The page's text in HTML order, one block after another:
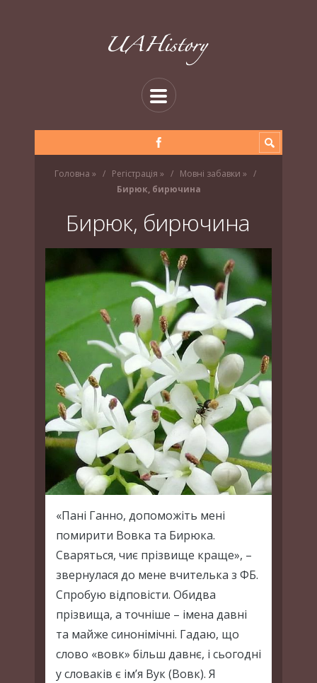
Головна » Регістрація » Мовні забавки »
Бирюк, бирючина
Бирюк, бирючина
«Пані Ганно, допоможіть мені
помирити Вовка та Бирюка.
Сваряться, чиє прізвище краще», –
звернулася до мене вчителька з ФБ.
Спробую відповісти. Обидва
прізвища, а точніше – імена давні
та майже синонімічні. Гадаю, що
слово «вовк» більш давнє, і сьогодні
у словаків є ім’я Вук (Вовк). Я